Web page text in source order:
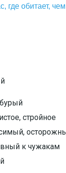
где обитает,
стройное
к чужакам